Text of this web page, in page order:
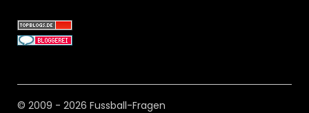
© 2009 - 2026 Fussball-Fragen